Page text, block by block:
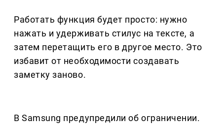
Работать функция будет просто: нужно
нажать и удерживать стилус на тексте, а
затем перетащить его в другое место. Это
избавит от необходимости создавать
заметку заново.
В Samsung предупредили об ограничении.